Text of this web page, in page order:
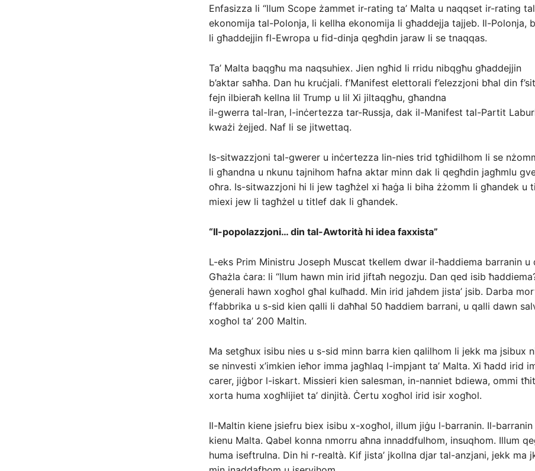
Enfasizza li “llum Scope żammet ir-rating ta’ Malta u naqqset ir-rating
ekonomija tal-Polonja, li kellha ekonomija li għaddejja tajjeb. Il-Polonja,
li għaddejjin fl-Ewropa u fid-dinja qegħdin jaraw li se tnaqqas.
Ta’ Malta baqgħu ma naqsuhiex. Jien ngħid li rridu nibqgħu għaddejjin
b’aktar saħħa. Dan hu kruċjali. f’Manifest elettorali f’elezzjoni bħal din
fejn ilbieraħ kellna lil Trump u lil Xi jiltaqgħu, għandna
il-gwerra tal-Iran, l-inċertezza tar-Russja, dak il-Manifest tal-Partit
kważi żejjed. Naf li se jitwettaq.
Is-sitwazzjoni tal-gwerer u inċertezza lin-nies trid tgħidilhom li se
li għandna u nkunu tajnihom ħafna aktar minn dak li qegħdin jagħmlu
oħra. Is-sitwazzjoni hi li jew tagħżel xi ħaġa li biha żżomm li għandek u
miexi jew li tagħżel u titlef dak li għandek.
“Il-popolazzjoni… din tal-Awtorità hi idea faxxista”
L-eks Prim Ministru Joseph Muscat tkellem dwar il-ħaddiema barranin u
Għażla ċara: li “llum hawn min irid jiftaħ negozju. Dan qed isib
ġenerali hawn xogħol għal kulħadd. Min irid jaħdem jista’ jsib. Darba
f’fabbrika u s-sid kien qalli li daħħal 50 ħaddiem barrani, u qalli dawn
xogħol ta’ 200 Maltin.
Ma setgħux isibu nies u s-sid minn barra kien qalilhom li jekk ma jsibux
se ninvesti x’imkien ieħor imma jagħlaq l-impjant ta’ Malta. Xi ħadd irid
carer, jiġbor l-iskart. Missieri kien salesman, in-nanniet bdiewa, ommi
xorta huma xogħlijiet ta’ dinjità. Ċertu xogħol irid isir xogħol.
Il-Maltin kiene jsiefru biex isibu x-xogħol, illum jiġu l-barranin. Il-barranin
kienu Malta. Qabel konna nmorru aħna innaddfulhom, insuqhom. Illum
huma iseftrulna. Din hi r-realtà. Kif jista’ jkollna djar tal-anzjani, jekk ma